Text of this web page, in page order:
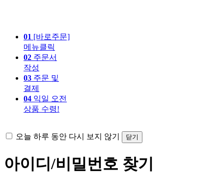
01 [바로주문]
메뉴클릭
02 주문서
작성
03 주문 및
결제
04 익일 오전
상품 수령!
오늘 하루 동안 다시 보지 않기 닫기
아이디/비밀번호 찾기